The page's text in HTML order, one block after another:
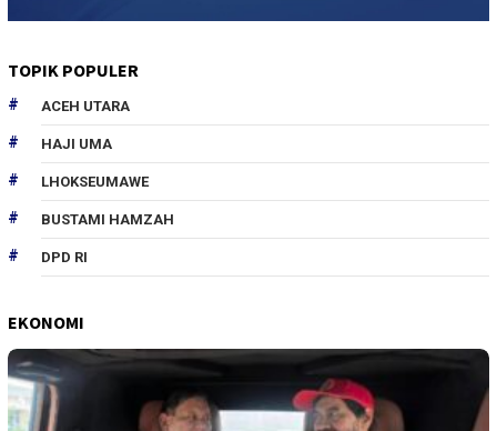
TOPIK POPULER
ACEH UTARA
HAJI UMA
LHOKSEUMAWE
BUSTAMI HAMZAH
DPD RI
EKONOMI